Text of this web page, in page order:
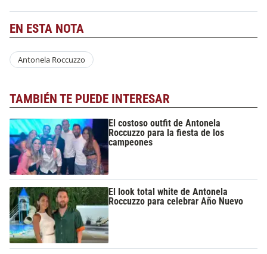
EN ESTA NOTA
Antonela Roccuzzo
TAMBIÉN TE PUEDE INTERESAR
El costoso outfit de Antonela
Roccuzzo para la fiesta de los
campeones
El look total white de Antonela
Roccuzzo para celebrar Año Nuevo